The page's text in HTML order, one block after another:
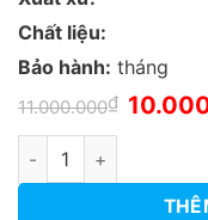
Chất liệu:
Bảo hành: tháng
11.000.000₫ Giá
gốc
Giường Ngủ Chân